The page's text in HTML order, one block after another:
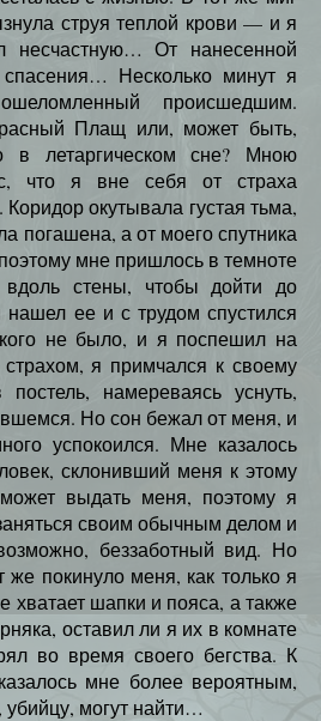
струя теплой крови — и я
несчастную… От нанесенной
Несколько минут я
происшедшим.
Плащ или, может быть,
в летаргическом сне? Мною
что я вне себя от страха
окутывала густая тьма,
погашена, а от моего спутника
мне пришлось в темноте
вдоль стены, чтобы дойти до
ее и с трудом спустился
не было, и я поспешил на
я примчался к своему
намереваясь уснуть,
Но сон бежал от меня, и
успокоился. Мне казалось
склонивший меня к этому
выдать меня, поэтому я
своим обычным делом и
беззаботный вид. Но
же покинуло меня, как только я
хватает шапки и пояса, а также
оставил ли я их в комнате
во время своего бегства. К
мне более вероятным,
могут найти…